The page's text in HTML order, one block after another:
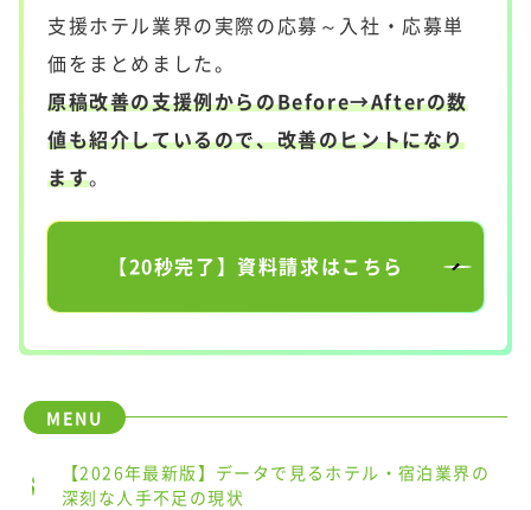
支援ホテル業界の実際の応募～入社・応募単
価をまとめました。
原稿改善の支援例からのBefore→Afterの数
値も紹介しているので、改善のヒントになり
ます。
【20秒完了】資料請求はこちら
【2026年最新版】データで見るホテル・宿泊業界の
深刻な人手不足の現状